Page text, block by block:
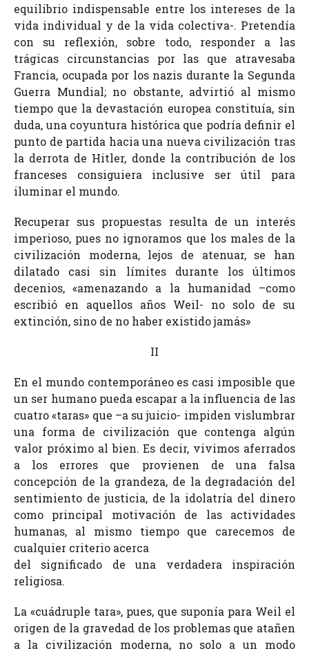
equilibrio indispensable entre los intereses de la
vida individual y de la vida colectiva-. Pretendía
con su reflexión, sobre todo, responder a las
trágicas circunstancias por las que atravesaba
Francia, ocupada por los nazis durante la Segunda
Guerra Mundial; no obstante, advirtió al mismo
tiempo que la devastación europea constituía, sin
duda, una coyuntura histórica que podría definir el
punto de partida hacia una nueva civilización tras
la derrota de Hitler, donde la contribución de los
franceses consiguiera inclusive ser útil para
iluminar el mundo.
Recuperar sus propuestas resulta de un interés
imperioso, pues no ignoramos que los males de la
civilización moderna, lejos de atenuar, se han
dilatado casi sin límites durante los últimos
decenios, «amenazando a la humanidad –como
escribió en aquellos años Weil- no solo de su
extinción, sino de no haber existido jamás»
II
En el mundo contemporáneo es casi imposible que
un ser humano pueda escapar a la influencia de las
cuatro «taras» que –a su juicio- impiden vislumbrar
una forma de civilización que contenga algún
valor próximo al bien. Es decir, vivimos aferrados
a los errores que provienen de una falsa
concepción de la grandeza, de la degradación del
sentimiento de justicia, de la idolatría del dinero
como principal motivación de las actividades
humanas, al mismo tiempo que carecemos de
cualquier criterio acerca
del significado de una verdadera inspiración
religiosa.
La «cuádruple tara», pues, que suponía para Weil el
origen de la gravedad de los problemas que atañen
a la civilización moderna, no solo a un modo